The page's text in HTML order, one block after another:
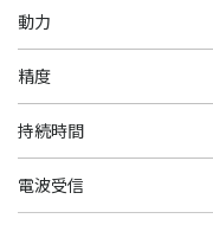
動力
精度
持続時間
電波受信